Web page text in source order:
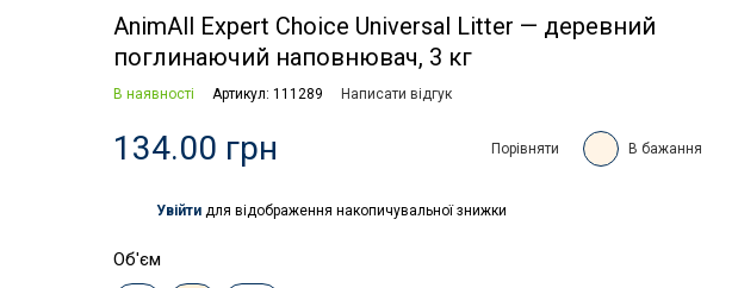
AnimAll Expert Choice Universal Litter — деревний
поглинаючий наповнювач, 3 кг
В наявності Артикул: 111289 Написати відгук
134.00 грн Порівняти В бажання
Увійти для відображення накопичувальної знижки
Об'єм